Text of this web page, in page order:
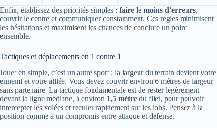
Enfin, établissez des priorités simples : faire le moins d’erreurs,
couvrir le centre et communiquer constamment. Ces règles minimisent
les hésitations et maximisent les chances de conclure un point
ensemble.
Tactiques et déplacements en 1 contre 1
Jouer en simple, c’est un autre sport : la largeur du terrain devient votre
ennemi et votre alliée. Vous devez couvrir environ 6 mètres de largeur
sans partenaire. La tactique fondamentale est de rester légèrement
devant la ligne médiane, à environ 1,5 mètre du filet, pour pouvoir
intercepter les volées et reculer rapidement sur les lobs. Pensez à la
position comme à un compromis entre attaque et défense.